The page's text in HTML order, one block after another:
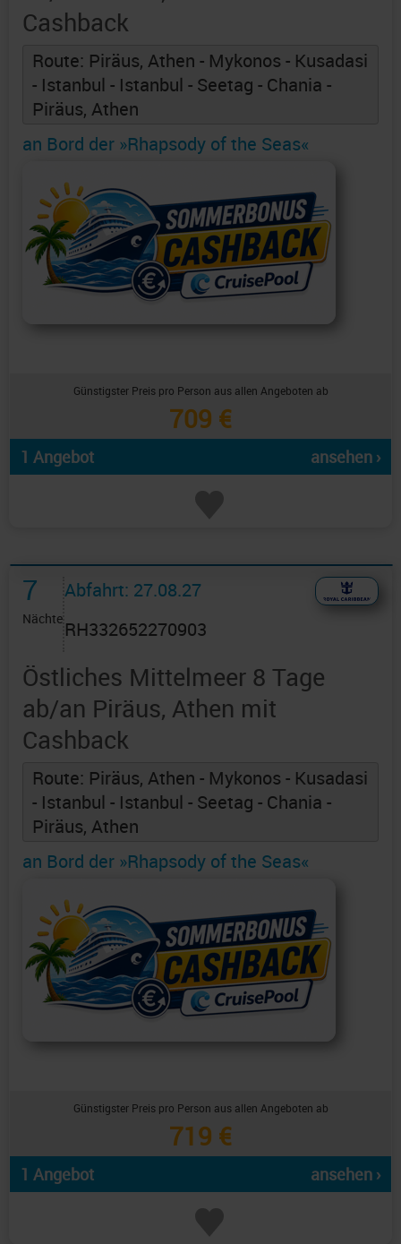
Cashback
Route: Piräus, Athen - Mykonos - Kusadasi
- Istanbul - Istanbul - Seetag - Chania -
Piräus, Athen
an Bord der »Rhapsody of the Seas«
Günstigster Preis pro Person aus allen Angeboten ab
709 €
1 Angebot ansehen ›
7
Nächte
Abfahrt: 27.08.27
RH332652270903
Östliches Mittelmeer 8 Tage
ab/an Piräus, Athen mit
Cashback
Route: Piräus, Athen - Mykonos - Kusadasi
- Istanbul - Istanbul - Seetag - Chania -
Piräus, Athen
an Bord der »Rhapsody of the Seas«
Günstigster Preis pro Person aus allen Angeboten ab
719 €
1 Angebot ansehen ›